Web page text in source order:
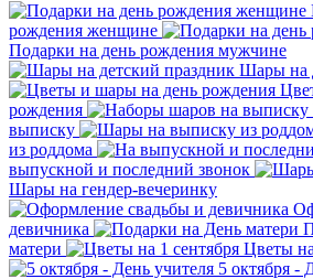
рождения женщине
Подарки на день рождения мужчине
Шары на
рождения
выписку
из роддома
выпускной и последний звонок
Шары на гендер-вечеринку
девичника
матери
Цветы
5 октября -